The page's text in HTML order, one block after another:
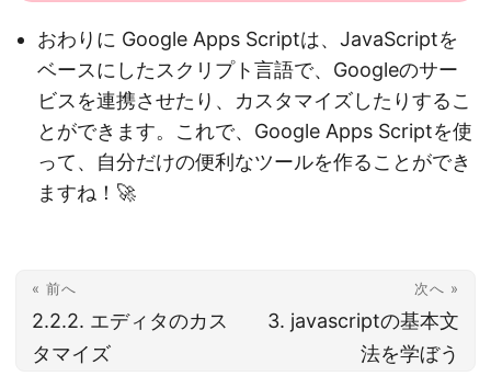
おわりに Google Apps Scriptは、JavaScriptを
ベースにしたスクリプト言語で、Googleのサー
ビスを連携させたり、カスタマイズしたりするこ
とができます。これで、Google Apps Scriptを使
って、自分だけの便利なツールを作ることができ
ますね！🚀
« 前へ
2.2.2. エディタのカス
タマイズ
次へ »
3. javascriptの基本文
法を学ぼう